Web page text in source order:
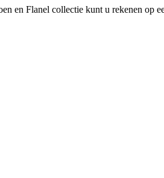
en Flanel collectie kunt u rekenen op